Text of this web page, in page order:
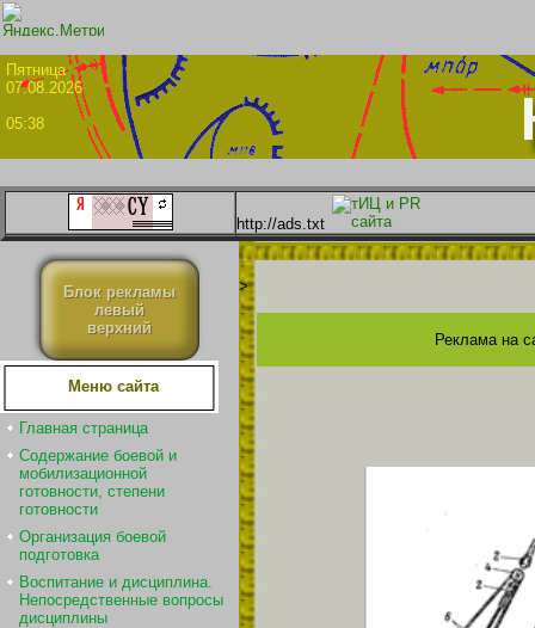
07.08.2026
05:38
http://ads.txt
Блок рекламы
левый
верхний
Меню сайта
Главная страница
Содержание боевой и
мобилизационной
готовности, степени
готовности
Организация боевой
подготовка
Воспитание и дисциплина.
Непосредственные вопросы
дисциплины
>
Реклама на